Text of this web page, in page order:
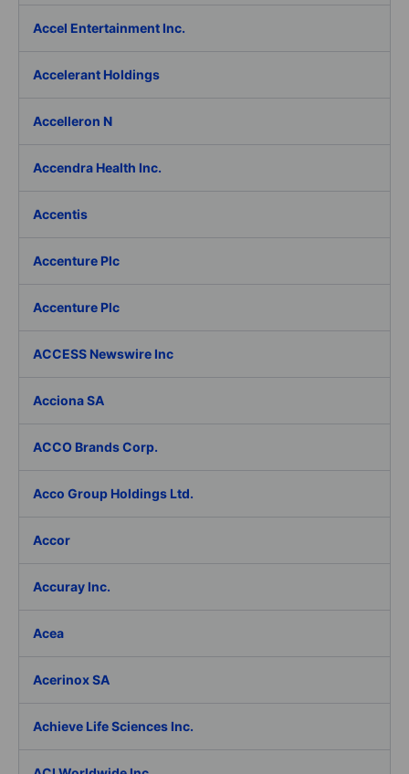
Accel Entertainment Inc.
Accelerant Holdings
Accelleron N
Accendra Health Inc.
Accentis
Accenture Plc
Accenture Plc
ACCESS Newswire Inc
Acciona SA
ACCO Brands Corp.
Acco Group Holdings Ltd.
Accor
Accuray Inc.
Acea
Acerinox SA
Achieve Life Sciences Inc.